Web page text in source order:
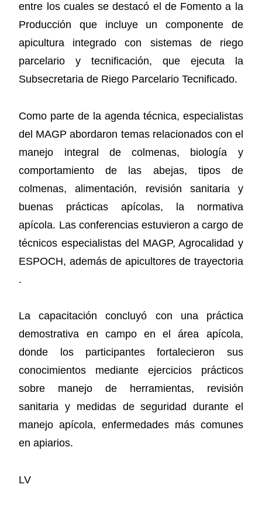
entre los cuales se destacó el de Fomento a la
Producción que incluye un componente de
apicultura integrado con sistemas de riego
parcelario y tecnificación, que ejecuta la
Subsecretaria de Riego Parcelario Tecnificado.
Como parte de la agenda técnica, especialistas
del MAGP abordaron temas relacionados con el
manejo integral de colmenas, biología y
comportamiento de las abejas, tipos de
colmenas, alimentación, revisión sanitaria y
buenas prácticas apícolas, la normativa
apícola. Las conferencias estuvieron a cargo de
técnicos especialistas del MAGP, Agrocalidad y
ESPOCH, además de apicultores de trayectoria
.
La capacitación concluyó con una práctica
demostrativa en campo en el área apícola,
donde los participantes fortalecieron sus
conocimientos mediante ejercicios prácticos
sobre manejo de herramientas, revisión
sanitaria y medidas de seguridad durante el
manejo apícola, enfermedades más comunes
en apiarios.
LV